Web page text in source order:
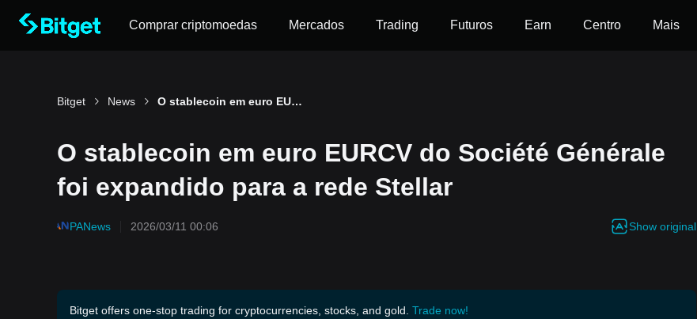
Comprar criptomoedas Mercados Trading Futuros Earn Centro Mais
Bitget News O stablecoin em euro EURCV do Société Générale foi expandido para a rede Stellar
O stablecoin em euro EURCV do Société Générale
foi expandido para a rede Stellar
PANews 2026/03/11 00:06 Show original
Bitget offers one-stop trading for cryptocurrencies, stocks, and gold. Trade now!